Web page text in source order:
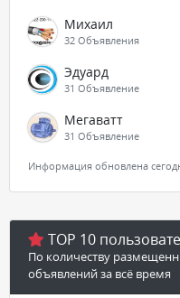
Михаил
32 Объявления
Эдуард
31 Объявление
Мегаватт
31 Объявление
Информация обновлена
TOP 10
По количеству
объявлений за всё время